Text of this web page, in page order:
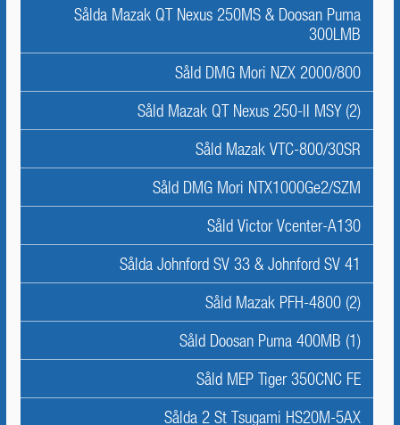
Sålda Mazak QT Nexus 250MS & Doosan Puma
300LMB
Såld DMG Mori NZX 2000/800
Såld Mazak QT Nexus 250-II MSY (2)
Såld Mazak VTC-800/30SR
Såld DMG Mori NTX1000Ge2/SZM
Såld Victor Vcenter-A130
Sålda Johnford SV 33 & Johnford SV 41
Såld Mazak PFH-4800 (2)
Såld Doosan Puma 400MB (1)
Såld MEP Tiger 350CNC FE
Sålda 2 St Tsugami HS20M-5AX